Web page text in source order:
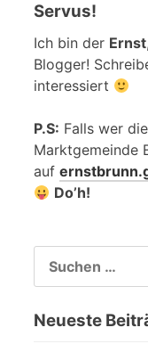
Servus!
Ich bin der Ernst
Blogger!
interessiert
P.S: Falls wer
Marktgemeinde
auf
Do’h!
NACH:
Neueste